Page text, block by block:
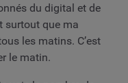
du digital et de
surtout que ma
les matins. C’est
le matin.